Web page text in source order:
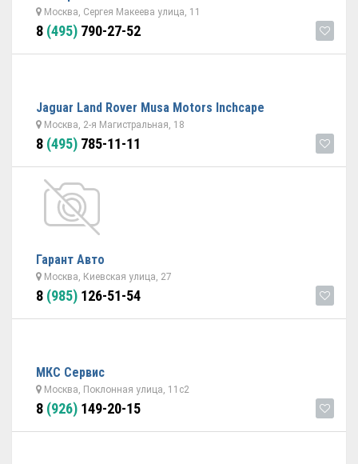
Москва, Сергея Макеева улица, 11
8 (495) 790-27-52
Jaguar Land Rover Musa Motors Inchcape
Москва, 2-я Магистральная, 18
8 (495) 785-11-11
Гарант Авто
Москва, Киевская улица, 27
8 (985) 126-51-54
МКС Сервис
Москва, Поклонная улица, 11с2
8 (926) 149-20-15